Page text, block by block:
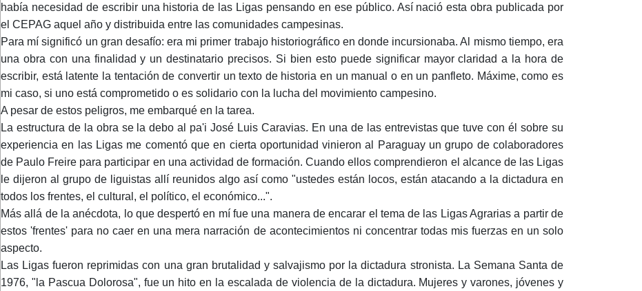
había necesidad de escribir una historia de las Ligas pensando en ese público. Así nació esta obra publicada por
el CEPAG aquel año y distribuida entre las comunidades campesinas.
Para mí significó un gran desafío: era mi primer trabajo historiográfico en donde incursionaba. Al mismo tiempo, era
una obra con una finalidad y un destinatario precisos. Si bien esto puede significar mayor claridad a la hora de
escribir, está latente la tentación de convertir un texto de historia en un manual o en un panfleto. Máxime, como es
mi caso, si uno está comprometido o es solidario con la lucha del movimiento campesino.
A pesar de estos peligros, me embarqué en la tarea.
La estructura de la obra se la debo al pa'i José Luis Caravias. En una de las entrevistas que tuve con él sobre su
experiencia en las Ligas me comentó que en cierta oportunidad vinieron al Paraguay un grupo de colaboradores
de Paulo Freire para participar en una actividad de formación. Cuando ellos comprendieron el alcance de las Ligas
le dijeron al grupo de liguistas allí reunidos algo así como "ustedes están locos, están atacando a la dictadura en
todos los frentes, el cultural, el político, el económico...".
Más allá de la anécdota, lo que despertó en mí fue una manera de encarar el tema de las Ligas Agrarias a partir de
estos 'frentes' para no caer en una mera narración de acontecimientos ni concentrar todas mis fuerzas en un solo
aspecto.
Las Ligas fueron reprimidas con una gran brutalidad y salvajismo por la dictadura stronista. La Semana Santa de
1976, "la Pascua Dolorosa", fue un hito en la escalada de violencia de la dictadura. Mujeres y varones, jóvenes y